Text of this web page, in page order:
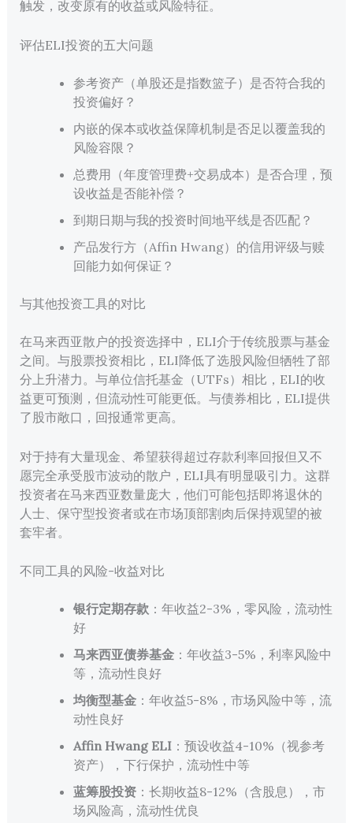
触发，改变原有的收益或风险特征。
评估ELI投资的五大问题
参考资产（单股还是指数篮子）是否符合我的
投资偏好？
内嵌的保本或收益保障机制是否足以覆盖我的
风险容限？
总费用（年度管理费+交易成本）是否合理，预
设收益是否能补偿？
到期日期与我的投资时间地平线是否匹配？
产品发行方（Affin Hwang）的信用评级与赎
回能力如何保证？
与其他投资工具的对比
在马来西亚散户的投资选择中，ELI介于传统股票与基金
之间。与股票投资相比，ELI降低了选股风险但牺牲了部
分上升潜力。与单位信托基金（UTFs）相比，ELI的收
益更可预测，但流动性可能更低。与债券相比，ELI提供
了股市敞口，回报通常更高。
对于持有大量现金、希望获得超过存款利率回报但又不
愿完全承受股市波动的散户，ELI具有明显吸引力。这群
投资者在马来西亚数量庞大，他们可能包括即将退休的
人士、保守型投资者或在市场顶部割肉后保持观望的被
套牢者。
不同工具的风险-收益对比
银行定期存款：年收益2-3%，零风险，流动性
好
马来西亚债券基金：年收益3-5%，利率风险中
等，流动性良好
均衡型基金：年收益5-8%，市场风险中等，流
动性良好
Affin Hwang ELI：预设收益4-10%（视参考
资产），下行保护，流动性中等
蓝筹股投资：长期收益8-12%（含股息），市
场风险高，流动性优良